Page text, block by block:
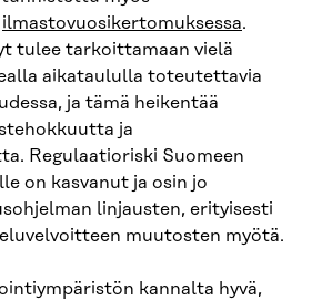
ilmastovuosikertomuksessa.
tulee tarkoittamaan vielä
aikataululla toteutettavia
ja tämä heikentää
ja
Regulaatioriski Suomeen
on kasvanut ja osin jo
linjausten, erityisesti
muutosten myötä.
kannalta hyvä,